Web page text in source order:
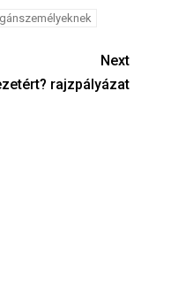
Next
rajzpályázat